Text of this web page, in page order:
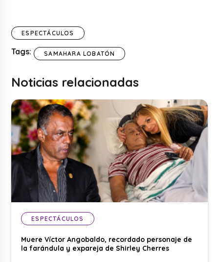
ESPECTÁCULOS
Tags: SAMAHARA LOBATÓN
Noticias relacionadas
ESPECTÁCULOS
Muere Víctor Angobaldo, recordado personaje de
la farándula y expareja de Shirley Cherres